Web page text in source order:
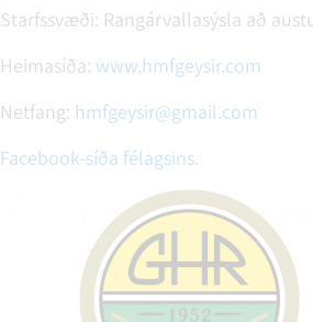
Starfssvæði: Rangárvallasýsla að
Heimasíða: www.hmfgeysir.com
Netfang: hmfgeysir@gmail.com
Facebook-síða félagsins.